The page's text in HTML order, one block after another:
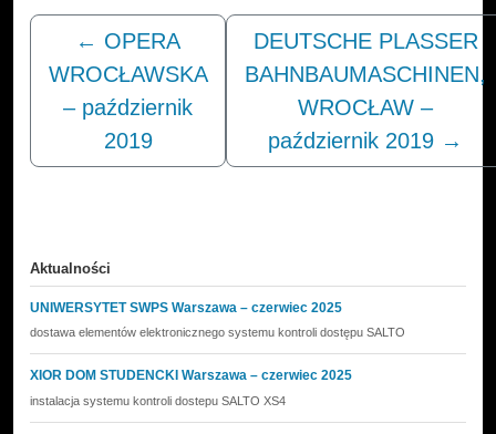
← OPERA
WROCŁAWSKA
– październik
2019
DEUTSCHE PLASSER
BAHNBAUMASCHINEN,
WROCŁAW –
październik 2019 →
Aktualności
UNIWERSYTET SWPS Warszawa – czerwiec 2025
dostawa elementów elektronicznego systemu kontroli dostępu SALTO
XIOR DOM STUDENCKI Warszawa – czerwiec 2025
instalacja systemu kontroli dostepu SALTO XS4